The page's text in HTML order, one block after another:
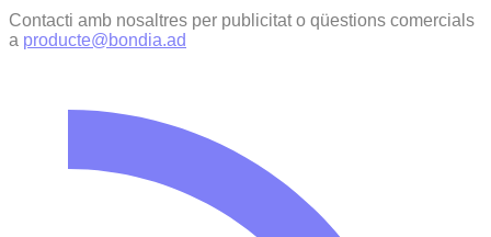
Contacti amb nosaltres per publicitat o qüestions comercials
a producte@bondia.ad